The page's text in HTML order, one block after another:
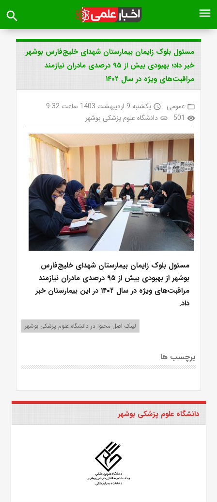
menu
search
مسئول بلوک زایمان بیمارستان شهدای خلیج‌فارس بوشهر
خبر داد؛ بهبودی بیش از ۹۵ درصدی مادران نیازمند
مراقبت‌های ویژه در سال ۱۴۰۲
folder_open عمومی access_time یکشنبه 9 اردیبهشت 1403 ساعت 9:32
visibility
501
link دانشگاه علوم پزشکی بوشهر
مسئول بلوک زایمان بیمارستان شهدای خلیج‌فارس
بوشهر از بهبودی بیش از ۹۵ درصدی مادران نیازمند
مراقبت‌های ویژه در سال ۱۴۰۲ در این بیمارستان خبر
داد.
لینک اصل محتوا در دانشگاه علوم پزشکی بوشهر
برچسب ها
دانشگاه علوم پزشکی بوشهر